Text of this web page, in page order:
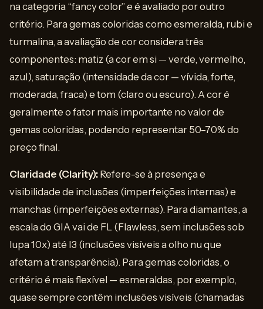
na categoria “fancy color” e é avaliado por outro
critério. Para gemas coloridas como esmeralda, rubi e
turmalina, a avaliação de cor considera três
componentes: matiz (a cor em si — verde, vermelho,
azul), saturação (intensidade da cor — vívida, forte,
moderada, fraca) e tom (claro ou escuro). A cor é
geralmente o fator mais importante no valor de
gemas coloridas, podendo representar 50–70% do
preço final.
Claridade (Clarity): Refere-se à presença e
visibilidade de inclusões (imperfeições internas) e
manchas (imperfeições externas). Para diamantes, a
escala do GIA vai de FL (Flawless, sem inclusões sob
lupa 10x) até I3 (inclusões visíveis a olho nu que
afetam a transparência). Para gemas coloridas, o
critério é mais flexível — esmeraldas, por exemplo,
quase sempre contêm inclusões visíveis (chamadas